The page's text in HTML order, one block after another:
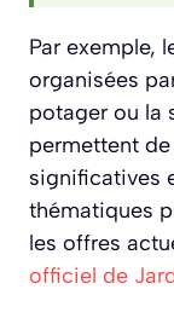
Par exemple,
organisées
potager ou la
permettent
significatives
thématiques
les offres
officiel de